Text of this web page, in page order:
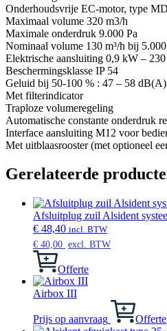
Onderhoudsvrije EC-motor, type
Maximaal volume 320 m3/h
Maximale onderdruk 9.000 Pa
Nominaal volume 130 m³/h bij
Elektrische aansluiting 0,9 kW –
Beschermingsklasse IP 54
Geluid bij 50-100 % : 47 – 58 dB(A)
Met filterindicator
Traploze volumeregeling
Automatische constante onderdruk
Interface aansluiting M12 voor
Met uitblaasrooster (met optioneel
Gerelateerde
Afsluitplug zuil Alsident
€ 48,40 incl. BTW
€ 40,00 excl. BTW
Offerte
Airbox III
Prijs op aanvraag Offerte